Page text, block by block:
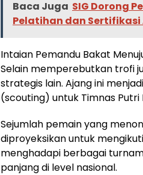
Baca Juga SIG Dorong
Pelatihan dan Sertifikasi
Intaian Pemandu Bakat
Selain memperebutkan trofi
strategis lain. Ajang ini
(scouting) untuk Timnas
Sejumlah pemain yang
diproyeksikan untuk
menghadapi berbagai
panjang di level nasional.